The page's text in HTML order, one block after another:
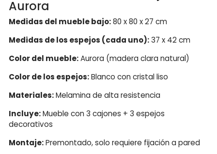
Aurora
Medidas del mueble bajo:80 x 80 x 27 cm
Medidas de los espejos (cada uno):37 x 42 cm
Color del mueble:Aurora (madera clara natural)
Color de los espejos:Blanco con cristal liso
Materiales:Melamina de alta resistencia
Incluye:Mueble con 3 cajones + 3 espejos
decorativos
Montaje:Premontado, solo requiere fijación a pared